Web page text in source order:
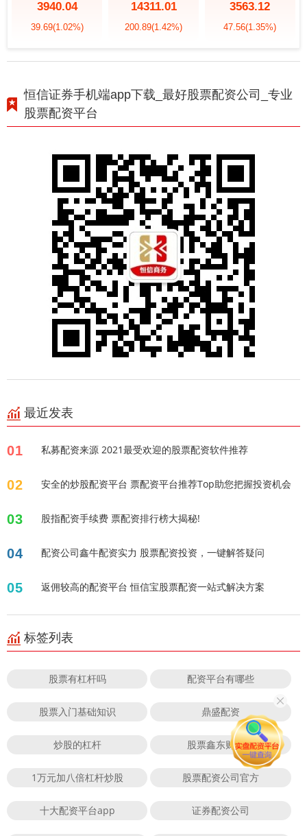
3940.04
39.69(1.02%)
14311.01
200.89(1.42%)
3563.12
47.56(1.35%)
恒信证券手机端app下载_最好股票配资公司_专业
股票配资平台
最近发表
01 私募配资来源 2021最受欢迎的股票配资软件推荐
02 安全的炒股配资平台 票配资平台推荐Top助您把握投资机会
03 股指配资手续费 票配资排行榜大揭秘!
04 配资公司鑫牛配资实力 股票配资投资，一键解答疑问
05 返佣较高的配资平台 恒信宝股票配资一站式解决方案
标签列表
股票有杠杆吗 配资平台有哪些
股票入门基础知识 鼎盛配资
炒股的杠杆 股票鑫东财配资
1万元加八倍杠杆炒股 股票配资公司官方
十大配资平台app 证券配资公司